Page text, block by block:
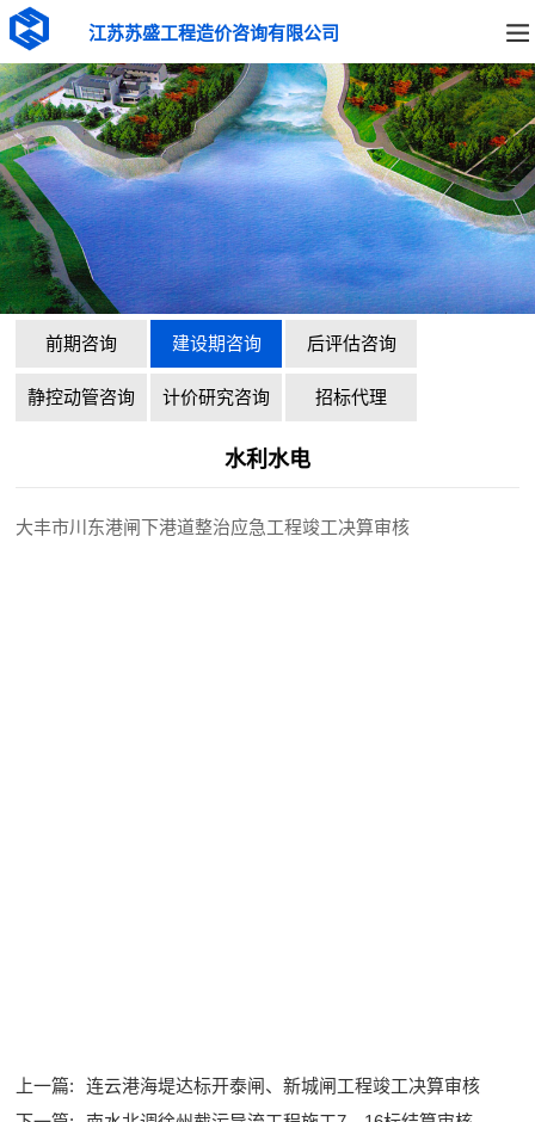
江苏苏盛工程造价咨询有限公司
前期咨询 建设期咨询 后评估咨询
静控动管咨询 计价研究咨询 招标代理
水利水电
大丰市川东港闸下港道整治应急工程竣工决算审核
上一篇:
连云港海堤达标开泰闸、新城闸工程竣工决算审核